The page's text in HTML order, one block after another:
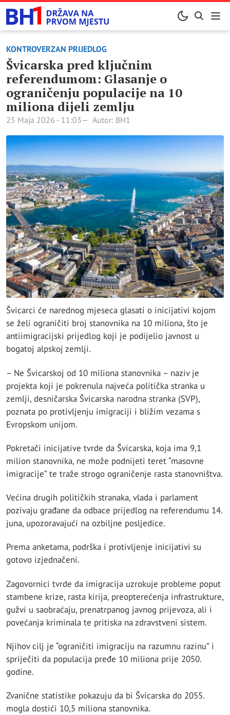
KONTROVERZAN PRIJEDLOG
Švicarska pred ključnim
referendumom: Glasanje o
ograničenju populacije na 10
miliona dijeli zemlju
25 Maja 2026 - 11:03 Autor: BH1
Švicarci će narednog mjeseca glasati o inicijativi kojom
se želi ograničiti broj stanovnika na 10 miliona, što je
antiimigracijski prijedlog koji je podijelio javnost u
bogatoj alpskoj zemlji.
– Ne Švicarskoj od 10 miliona stanovnika – naziv je
projekta koji je pokrenula najveća politička stranka u
zemlji, desničarska Švicarska narodna stranka (SVP),
poznata po protivljenju imigraciji i bližim vezama s
Evropskom unijom.
Pokretači inicijative tvrde da Švicarska, koja ima 9,1
milion stanovnika, ne može podnijeti teret “masovne
imigracije” te traže strogo ograničenje rasta stanovništva.
Većina drugih političkih stranaka, vlada i parlament
pozivaju građane da odbace prijedlog na referendumu 14.
juna, upozoravajući na ozbiljne posljedice.
Prema anketama, podrška i protivljenje inicijativi su
gotovo izjednačeni.
Zagovornici tvrde da imigracija uzrokuje probleme poput
stambene krize, rasta kirija, preopterećenja infrastrukture,
gužvi u saobraćaju, prenatrpanog javnog prijevoza, ali i
povećanja kriminala te pritiska na zdravstveni sistem.
Njihov cilj je “ograničiti imigraciju na razumnu razinu” i
spriječiti da populacija pređe 10 miliona prije 2050.
godine.
Zvanične statistike pokazuju da bi Švicarska do 2055.
mogla dostići 10,5 miliona stanovnika.